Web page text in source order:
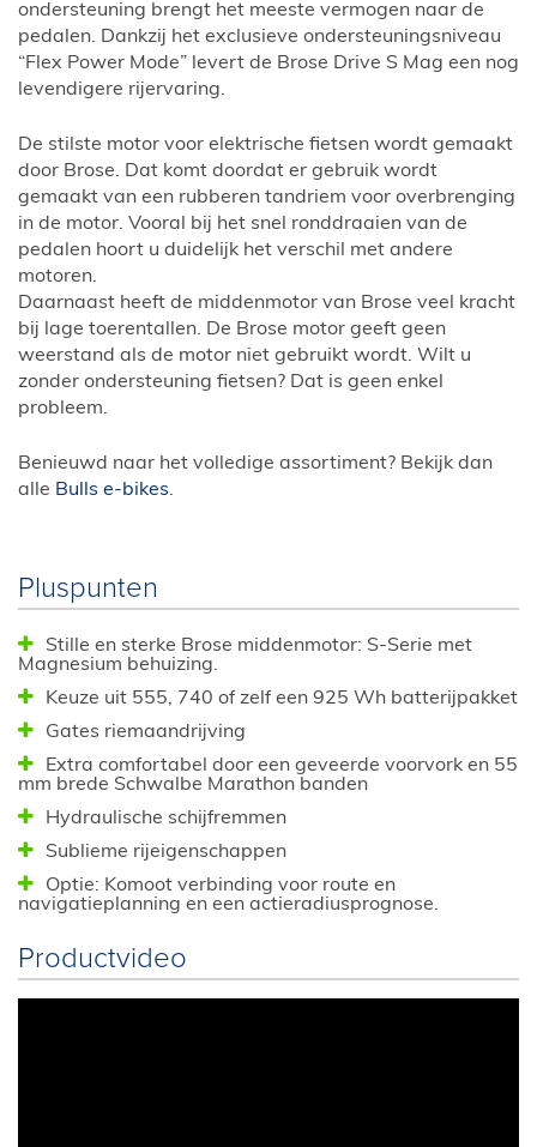
ondersteuning brengt het meeste vermogen naar de
pedalen. Dankzij het exclusieve ondersteuningsniveau
“Flex Power Mode” levert de Brose Drive S Mag een nog
levendigere rijervaring.
De stilste motor voor elektrische fietsen wordt gemaakt
door Brose. Dat komt doordat er gebruik wordt
gemaakt van een rubberen tandriem voor overbrenging
in de motor. Vooral bij het snel ronddraaien van de
pedalen hoort u duidelijk het verschil met andere
motoren.
Daarnaast heeft de middenmotor van Brose veel kracht
bij lage toerentallen. De Brose motor geeft geen
weerstand als de motor niet gebruikt wordt. Wilt u
zonder ondersteuning fietsen? Dat is geen enkel
probleem.
Benieuwd naar het volledige assortiment? Bekijk dan
alle Bulls e-bikes.
Pluspunten
Stille en sterke Brose middenmotor: S-Serie met
Magnesium behuizing.
Keuze uit 555, 740 of zelf een 925 Wh batterijpakket
Gates riemaandrijving
Extra comfortabel door een geveerde voorvork en 55
mm brede Schwalbe Marathon banden
Hydraulische schijfremmen
Sublieme rijeigenschappen
Optie: Komoot verbinding voor route en
navigatieplanning en een actieradiusprognose.
Productvideo